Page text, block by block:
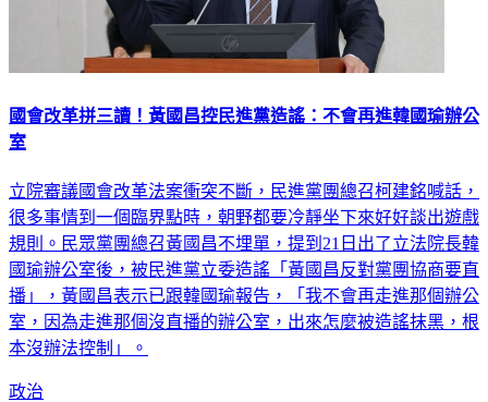
國會改革拼三讀！黃國昌控民進黨造謠：不會再進韓國瑜辦公
室
立院審議國會改革法案衝突不斷，民進黨團總召柯建銘喊話，
很多事情到一個臨界點時，朝野都要冷靜坐下來好好談出遊戲
規則。民眾黨團總召黃國昌不埋單，提到21日出了立法院長韓
國瑜辦公室後，被民進黨立委造謠「黃國昌反對黨團協商要直
播」，黃國昌表示已跟韓國瑜報告，「我不會再走進那個辦公
室，因為走進那個沒直播的辦公室，出來怎麼被造謠抹黑，根
本沒辦法控制」。
政治